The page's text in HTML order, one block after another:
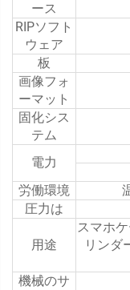
ース
RIPソフト
ウェア
板
画像フォ
ーマット
固化シス
テム
電力
労働環境
圧力は
用途
スマホ
リンダ
機械のサ